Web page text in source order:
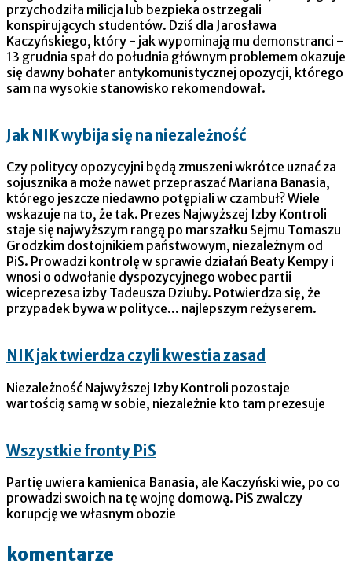
przychodziła milicja lub bezpieka ostrzegali
konspirujących studentów. Dziś dla Jarosława
Kaczyńskiego, który - jak wypominają mu demonstranci -
13 grudnia spał do południa głównym problemem okazuje
się dawny bohater antykomunistycznej opozycji, którego
sam na wysokie stanowisko rekomendował.
Jak NIK wybija się na niezależność
Czy politycy opozycyjni będą zmuszeni wkrótce uznać za
sojusznika a może nawet przepraszać Mariana Banasia,
którego jeszcze niedawno potępiali w czambuł? Wiele
wskazuje na to, że tak. Prezes Najwyższej Izby Kontroli
staje się najwyższym rangą po marszałku Sejmu Tomaszu
Grodzkim dostojnikiem państwowym, niezależnym od
PiS. Prowadzi kontrolę w sprawie działań Beaty Kempy i
wnosi o odwołanie dyspozycyjnego wobec partii
wiceprezesa izby Tadeusza Dziuby. Potwierdza się, że
przypadek bywa w polityce... najlepszym reżyserem.
NIK jak twierdza czyli kwestia zasad
Niezależność Najwyższej Izby Kontroli pozostaje
wartością samą w sobie, niezależnie kto tam prezesuje
Wszystkie fronty PiS
Partię uwiera kamienica Banasia, ale Kaczyński wie, po co
prowadzi swoich na tę wojnę domową. PiS zwalczy
korupcję we własnym obozie
komentarze